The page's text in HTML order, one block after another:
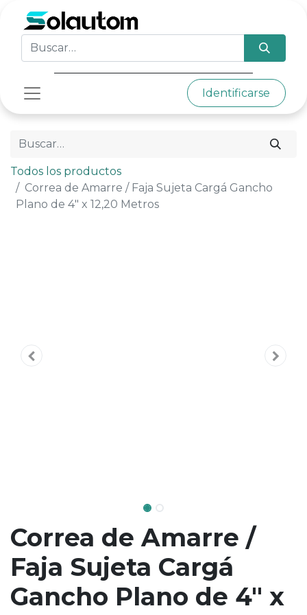
Identificarse
Todos los productos
Correa de Amarre / Faja Sujeta Cargá Gancho
Plano de 4" x 12,20 Metros
Correa de Amarre /
Faja Sujeta Cargá
Gancho Plano de 4" x